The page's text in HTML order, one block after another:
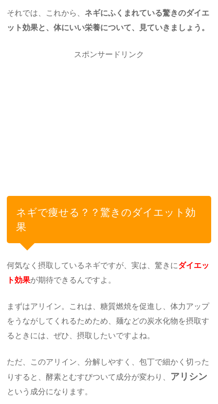
それでは、これから、ネギにふくまれている驚きのダイエ
ット効果と、体にいい栄養について、見ていきましょう。
スポンサードリンク
ネギで痩せる？？驚きのダイエット効
果
何気なく摂取しているネギですが、実は、驚きにダイエッ
ト効果が期待できるんですよ。
まずはアリイン。これは、糖質燃焼を促進し、体力アップ
をうながしてくれるためため、麺などの炭水化物を摂取す
るときには、ぜひ、摂取したいですよね。
ただ、このアリイン、分解しやすく、包丁で細かく切った
りすると、酵素とむすびついて成分が変わり、 アリシン
という成分になります。